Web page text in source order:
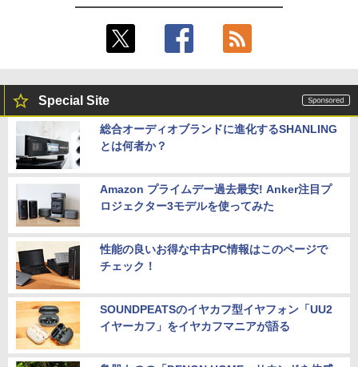
Special Site
総合オーディオブランドに進化するSHANLING
とは何者か？
Amazon プライムデー過去最安! Anker注目プ
ロジェクター3モデルを使ってみた
性能の良いお得な中古PC情報はこのページで
チェック！
SOUNDPEATSのイヤカフ型イヤフォン「UU2
イヤーカフ」をイヤカフマニアが語る